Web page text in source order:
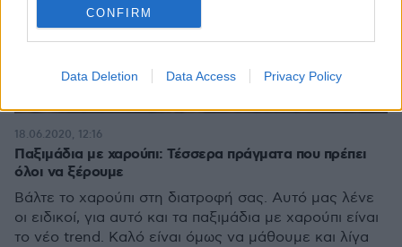
CONFIRM
Data Deletion Data Access Privacy Policy
Παξιμάδια με χαρούπι: Τέσσερα πράγματα που πρέπει
όλοι να ξέρουμε
Βάλτε το χαρούπι στη διατροφή σας. Αυτό μας λένε
οι ειδικοί, για αυτό και τα παξιμάδια με χαρούπι είναι
το νέο trend. Καλό είναι όμως να μάθουμε και λίγα
18.06.2020, 12:16